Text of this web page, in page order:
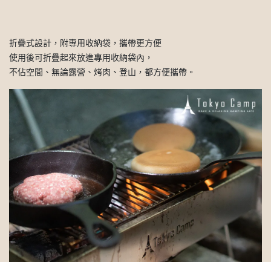
折疊式設計，附專用收納袋，攜帶更方便
使用後可折疊起來放進專用收納袋內，
不佔空間、無論露營、烤肉、登山，都方便攜帶。